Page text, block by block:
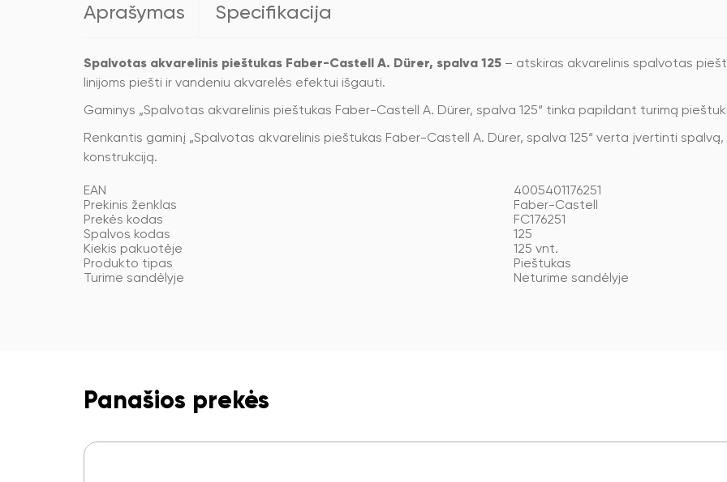
Aprašymas Specifikacija
Spalvotas akvarelinis pieštukas Faber-Castell A. Dürer, spalva 125 – atskiras akvarelinis spalvotas
linijoms piešti ir vandeniu akvarelės efektui išgauti.
Gaminys „Spalvotas akvarelinis pieštukas Faber-Castell A. Dürer, spalva 125“ tinka papildant turimą
Renkantis gaminį „Spalvotas akvarelinis pieštukas Faber-Castell A. Dürer, spalva 125“ verta įvertinti
konstrukciją.
EAN
4005401176251
Prekinis ženklas
Faber-Castell
Prekės kodas
FC176251
Spalvos kodas
125
Kiekis pakuotėje
125 vnt.
Produkto tipas
Pieštukas
Turime sandėlyje
Neturime sandėlyje
Panašios prekės